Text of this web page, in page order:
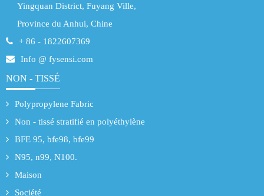
Yingquan District, Fuyang Ville,
Province du Anhui, Chine
+ 86 - 1822607369
Info @ fysensi.com
NON - TISSÉ
Polypropylene Fabric
Non - tissé stratifié en polyéthylène
BFE 95, bfe98, bfe99
N95, n99, N100.
Maison
Société